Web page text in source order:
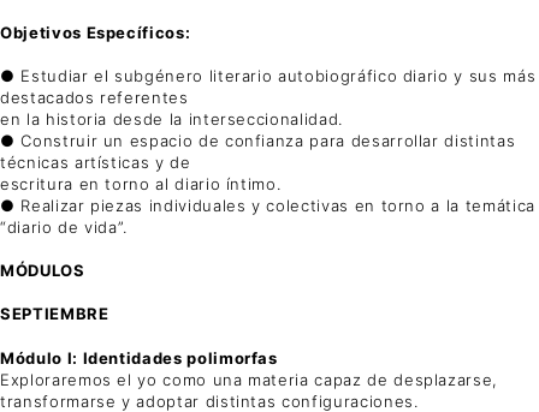
Objetivos Específicos:
● Estudiar el subgénero literario autobiográfico diario y sus más
destacados referentes
en la historia desde la interseccionalidad.
● Construir un espacio de confianza para desarrollar distintas
técnicas artísticas y de
escritura en torno al diario íntimo.
● Realizar piezas individuales y colectivas en torno a la temática
“diario de vida”.
MÓDULOS
SEPTIEMBRE
Módulo I: Identidades polimorfas
Exploraremos el yo como una materia capaz de desplazarse,
transformarse y adoptar distintas configuraciones.